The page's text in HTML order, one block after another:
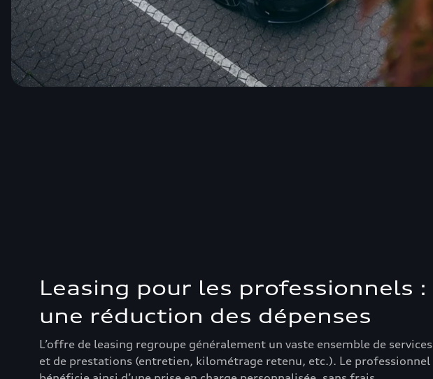
Leasing pour les professionnels :
une réduction des dépenses
L’offre de leasing regroupe généralement un vaste ensemble de services
et de prestations (entretien, kilométrage retenu, etc.). Le professionnel